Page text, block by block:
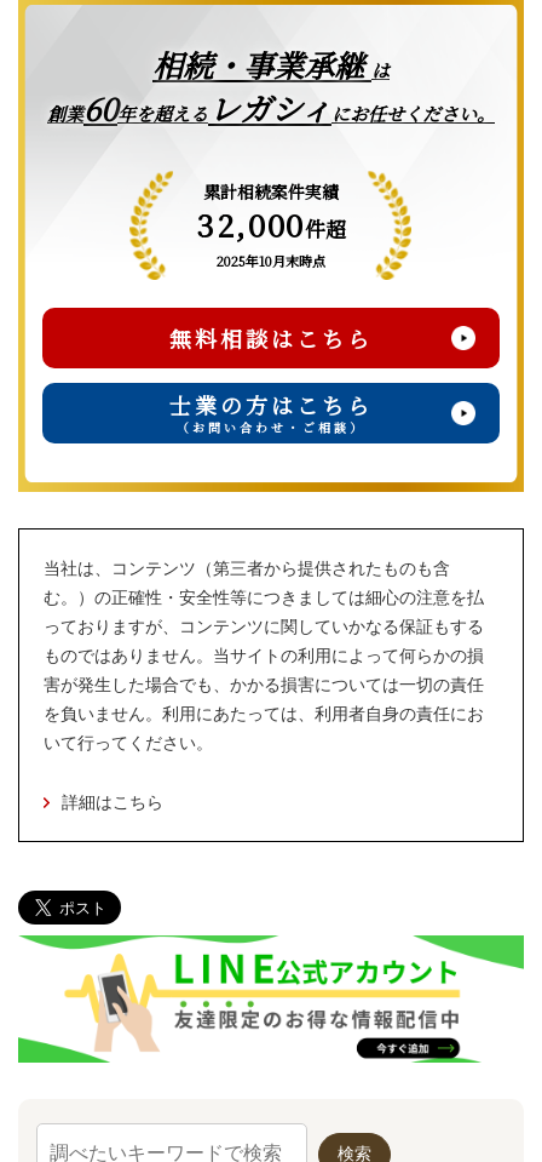
相続・事業承継は
創業60年を超える レガシィ にお任せください。
累計相続案件実績
32,000件超
2025年10月末時点
無料相談はこちら
士業の方はこちら
（お問い合わせ・ご相談）
当社は、コンテンツ（第三者から提供されたものも含
む。）の正確性・安全性等につきましては細心の注意を払
っておりますが、コンテンツに関していかなる保証もする
ものではありません。当サイトの利用によって何らかの損
害が発生した場合でも、かかる損害については一切の責任
を負いません。利用にあたっては、利用者自身の責任にお
いて行ってください。
詳細はこちら